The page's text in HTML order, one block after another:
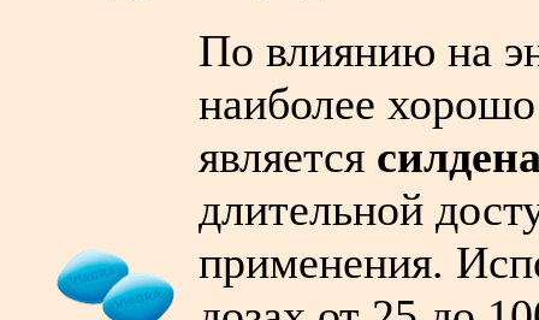
По влиянию на
наиболее
является
длительной
применения.